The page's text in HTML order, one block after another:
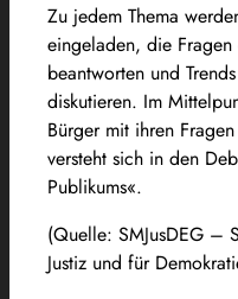
Zu jedem Thema
eingeladen, die
beantworten und
diskutieren. Im
Bürger mit ihren
versteht sich in den
Publikums«.
(Quelle: SMJusDEG –
Justiz und für